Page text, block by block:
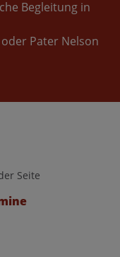
Begleitung in
oder Pater Nelson
Seite